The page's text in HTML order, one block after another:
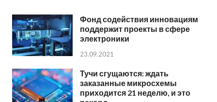
Фонд содействия инновациям
поддержит проекты в сфере
электроники
23.09.2021
Тучи сгущаются: ждать
заказанные микросхемы
приходится 21 неделю, и это